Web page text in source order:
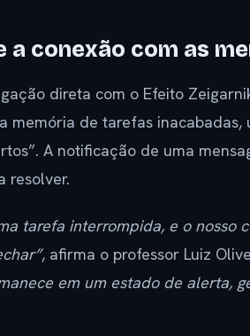
a conexão com as
direta com o Efeito
memória de tarefas inacabadas,
A notificação de uma
resolver.
tarefa interrompida, e o nosso
, afirma o professor Luiz
em um estado de alerta,